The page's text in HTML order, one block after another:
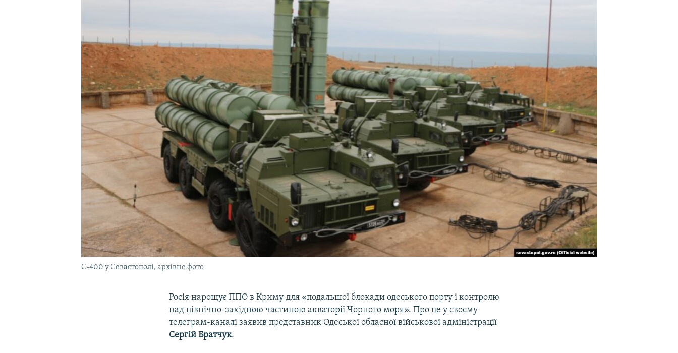
УКРАЇНСЬКА ПРОБЛЕМА КРИМУ
С-400 у Севастополі, архівне фото
Росія нарощує ППО в Криму для «подальшої блокади одеського порту і контролю
над північно-західною частиною акваторії Чорного моря». Про це у своєму
телеграм-каналі заявив представник Одеської обласної військової адміністрації
Сергій Братчук.